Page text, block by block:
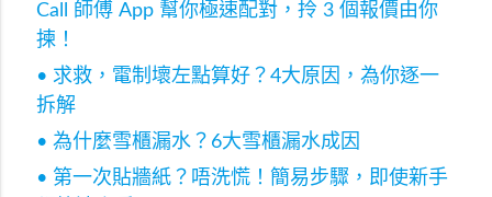
Call 師傅 App 幫你極速配對，拎 3 個報價由你
揀！
• 求救，電制壞左點算好？4大原因，為你逐一
拆解
• 為什麼雪櫃漏水？6大雪櫃漏水成因
• 第一次貼牆紙？唔洗慌！簡易步驟，即使新手